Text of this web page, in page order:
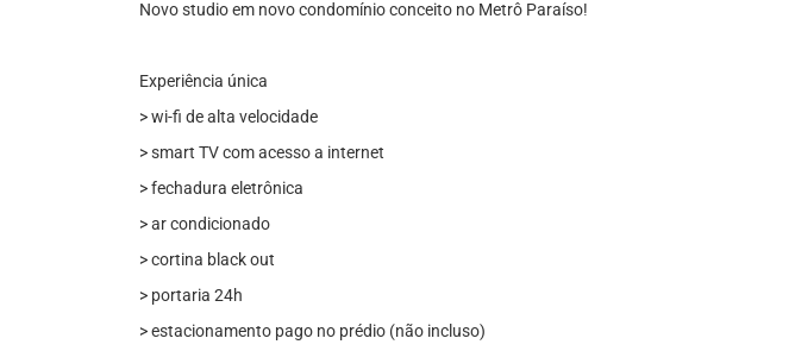
Novo studio em novo condomínio conceito no Metrô Paraíso!
Experiência única
> wi-fi de alta velocidade
> smart TV com acesso a internet
> fechadura eletrônica
> ar condicionado
> cortina black out
> portaria 24h
> estacionamento pago no prédio (não incluso)